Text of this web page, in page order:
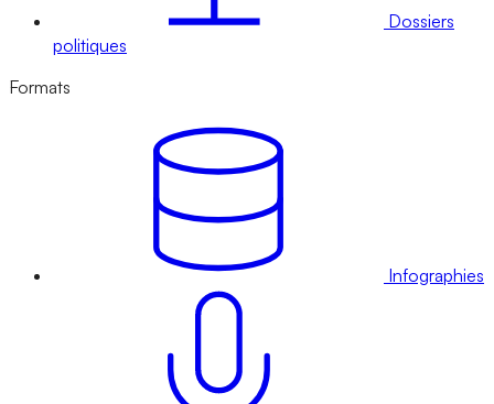
Dossiers
politiques
Formats
Infographies